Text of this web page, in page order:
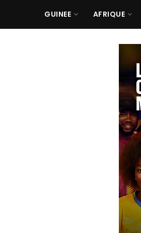
GUINEE AFRIQUE